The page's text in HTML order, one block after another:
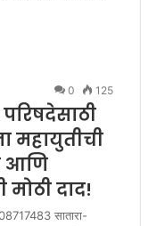
0 125
महायुतीची
आणि
दाद!
सातारा-